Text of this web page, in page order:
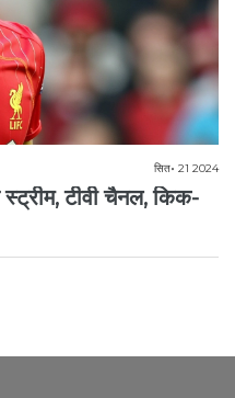
सित॰ 21 2024
स्ट्रीम, टीवी चैनल, किक-